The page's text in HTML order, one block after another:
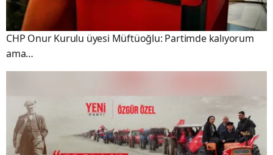
CHP Onur Kurulu üyesi Müftüoğlu: Partimde kalıyorum
ama…